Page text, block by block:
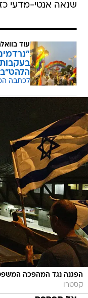
שנאה אנטי-מדעי
עוד
הלהט"ב
לכתבה
הפגנה נגד המהפכה המשפטית,
קסטרו